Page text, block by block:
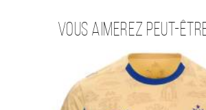
Vous aimerez peut-